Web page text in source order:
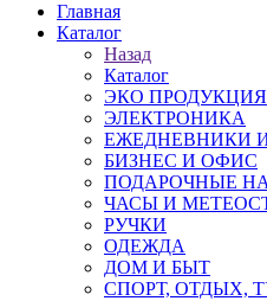
Главная
Каталог
Назад
Каталог
ЭКО ПРОДУКЦИЯ
ЭЛЕКТРОНИКА
ЕЖЕДНЕВНИКИ
БИЗНЕС И ОФИС
ПОДАРОЧНЫЕ
ЧАСЫ И
РУЧКИ
ОДЕЖДА
ДОМ И БЫТ
СПОРТ, ОТДЫХ,